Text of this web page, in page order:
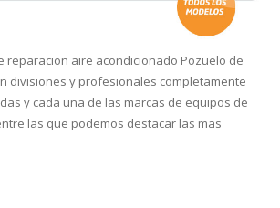
reparacion aire acondicionado Pozuelo de
divisiones y profesionales completamente
y cada una de las marcas de equipos de
las que podemos destacar las mas